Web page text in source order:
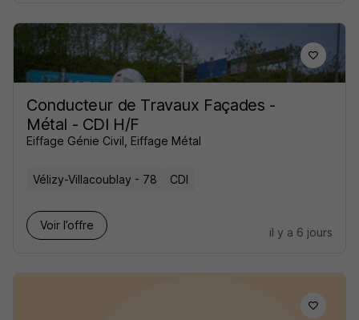
Conducteur de Travaux Façades -
Métal - CDI H/F
Eiffage Génie Civil, Eiffage Métal
Vélizy-Villacoublay - 78 CDI
Voir l’offre
il y a 6 jours